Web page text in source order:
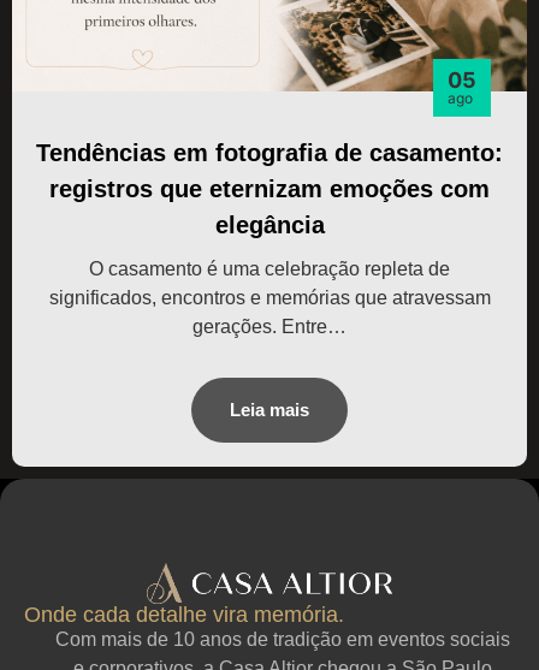
05
ago
Tendências em fotografia de casamento:
registros que eternizam emoções com
elegância
O casamento é uma celebração repleta de
significados, encontros e memórias que atravessam
gerações. Entre…
Leia mais
Onde cada detalhe vira memória.
Com mais de 10 anos de tradição em eventos sociais